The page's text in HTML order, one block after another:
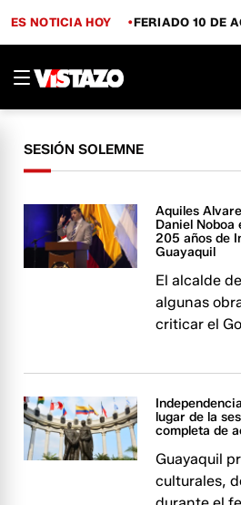
ES NOTICIA HOY FERIADO 10 DE
SESIÓN SOLEMNE
Aquiles
Daniel Noboa
205 años de
Guayaquil
El alcalde
algunas
criticar el
lugar de la
completa de
Guayaquil
culturales,